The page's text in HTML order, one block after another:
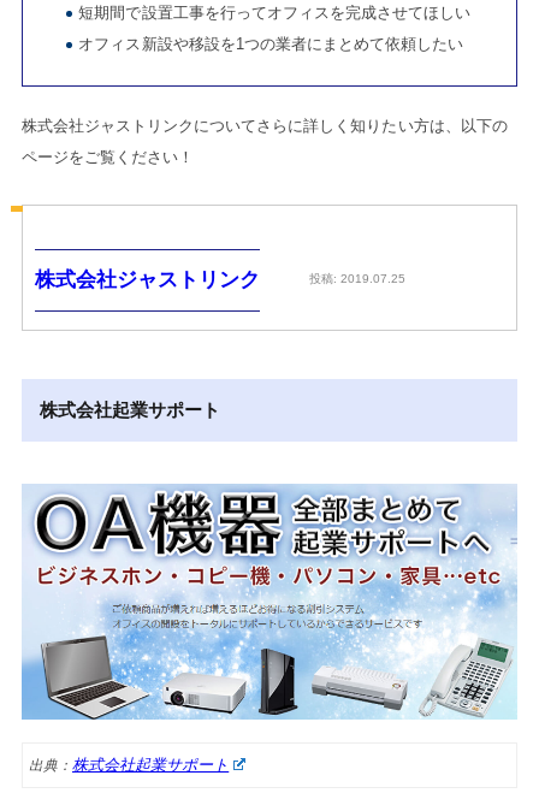
短期間で設置工事を行ってオフィスを完成させてほしい
オフィス新設や移設を1つの業者にまとめて依頼したい
株式会社ジャストリンクについてさらに詳しく知りたい方は、以下の
ページをご覧ください！
株式会社ジャストリンク 投稿: 2019.07.25
株式会社起業サポート
出典： 株式会社起業サポート